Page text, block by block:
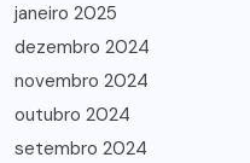
janeiro 2025
dezembro 2024
novembro 2024
outubro 2024
setembro 2024